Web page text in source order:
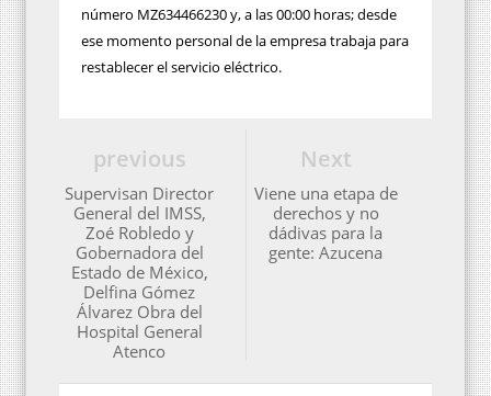
número MZ634466230 y, a las 00:00 horas; desde
ese momento personal de la empresa trabaja para
restablecer el servicio eléctrico.
Next
Viene una etapa de
derechos y no
dádivas para la
gente: Azucena
previous
Supervisan Director
General del IMSS,
Zoé Robledo y
Gobernadora del
Estado de México,
Delfina Gómez
Álvarez Obra del
Hospital General
Atenco